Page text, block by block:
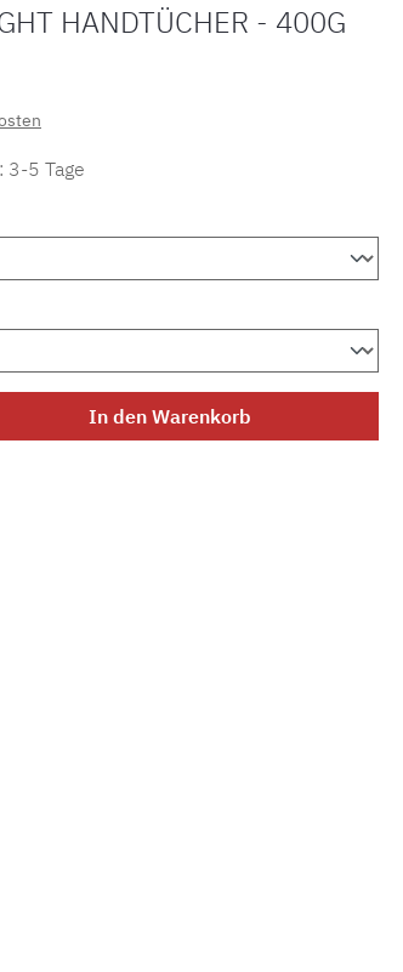
HANDTÜCHER - 400G
3-5 Tage
den gewünschten Wert ein
In den Warenkorb